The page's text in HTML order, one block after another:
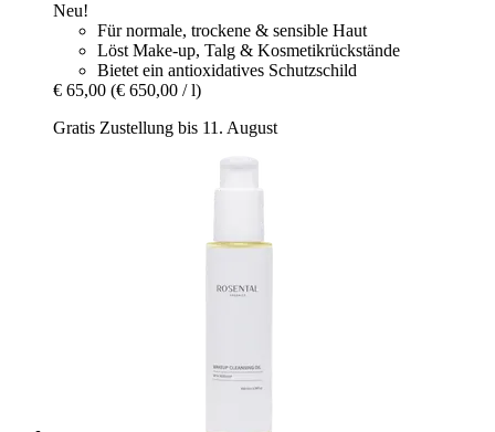
Neu!
Für normale, trockene & sensible Haut
Löst Make-up, Talg & Kosmetikrückstände
Bietet ein antioxidatives Schutzschild
€ 65,00 (€ 650,00 / l)
Gratis Zustellung bis 11. August